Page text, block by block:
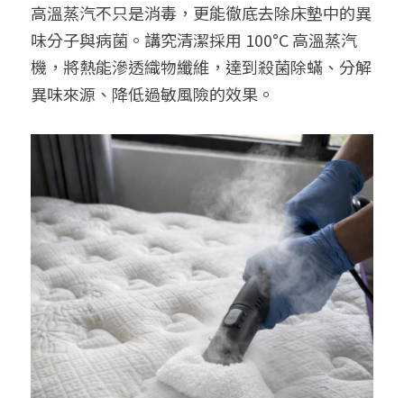
高溫蒸汽不只是消毒，更能徹底去除床墊中的異
味分子與病菌。講究清潔採用 100°C 高溫蒸汽
機，將熱能滲透織物纖維，達到殺菌除蟎、分解
異味來源、降低過敏風險的效果。